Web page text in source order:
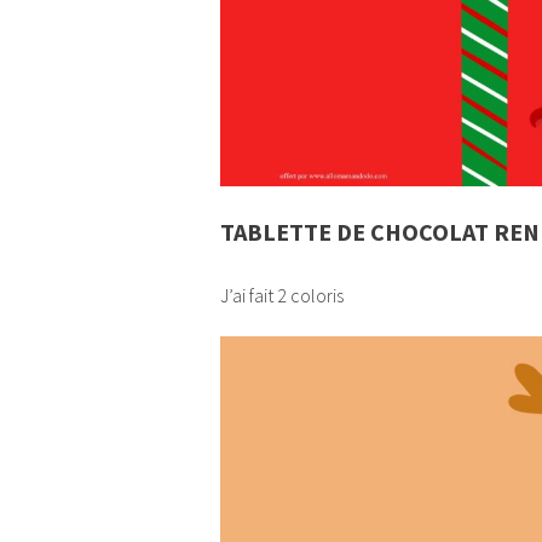
TABLETTE DE CHOCOLAT
J’ai fait 2 coloris